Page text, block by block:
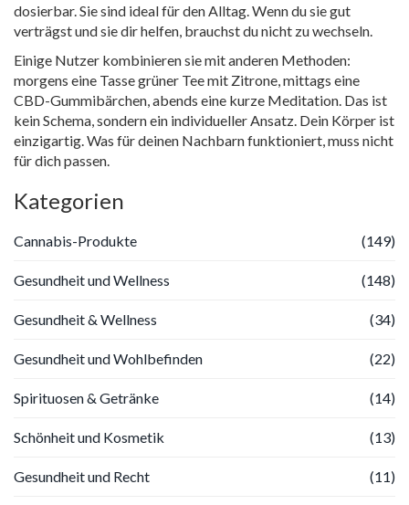
dosierbar. Sie sind ideal für den Alltag. Wenn du sie gut
verträgst und sie dir helfen, brauchst du nicht zu wechseln.
Einige Nutzer kombinieren sie mit anderen Methoden:
morgens eine Tasse grüner Tee mit Zitrone, mittags eine
CBD-Gummibärchen, abends eine kurze Meditation. Das ist
kein Schema, sondern ein individueller Ansatz. Dein Körper ist
einzigartig. Was für deinen Nachbarn funktioniert, muss nicht
für dich passen.
Kategorien
Cannabis-Produkte (149)
Gesundheit und Wellness (148)
Gesundheit & Wellness (34)
Gesundheit und Wohlbefinden (22)
Spirituosen & Getränke (14)
Schönheit und Kosmetik (13)
Gesundheit und Recht (11)